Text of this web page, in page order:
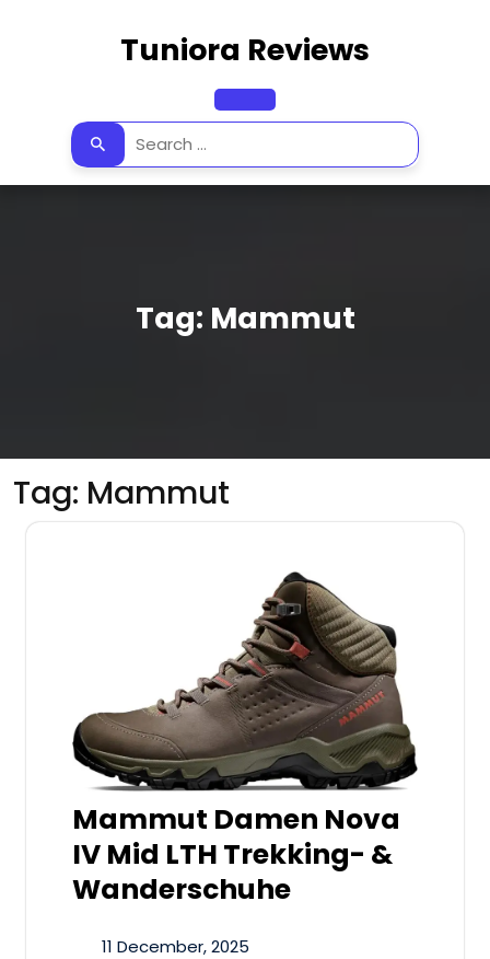
Tuniora Reviews
Open
Button
Tag: Mammut
Tag: Mammut
Mammut Damen Nova
IV Mid LTH Trekking- &
Wanderschuhe
11 December, 2025